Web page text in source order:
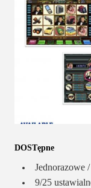
DOSTępne
Jednorazowe
9/25